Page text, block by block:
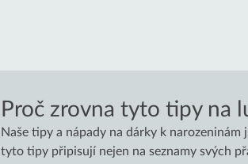
Proč zrovna tyto tipy na
Naše tipy a nápady na dárky k
tyto tipy připisují nejen na seznamy svých